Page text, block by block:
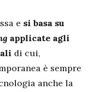
e si basa su
applicate agli
di cui,
è sempre
anche la